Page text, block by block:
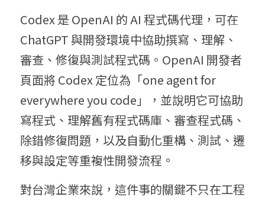
Codex 是 OpenAI 的 AI 程式碼代理，可在
ChatGPT 與開發環境中協助撰寫、理解、
審查、修復與測試程式碼。OpenAI 開發者
頁面將 Codex 定位為「one agent for
everywhere you code」，並說明它可協助
寫程式、理解舊有程式碼庫、審查程式碼、
除錯修復問題，以及自動化重構、測試、遷
移與設定等重複性開發流程。
對台灣企業來說，這件事的關鍵不只在工程